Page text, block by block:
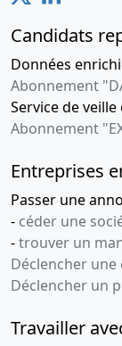
Candidats
Données
Abonnement
Service de
Abonnement
Entreprises
Passer une
- céder une
-trouver un
Déclencher
Déclencher un
Travailler